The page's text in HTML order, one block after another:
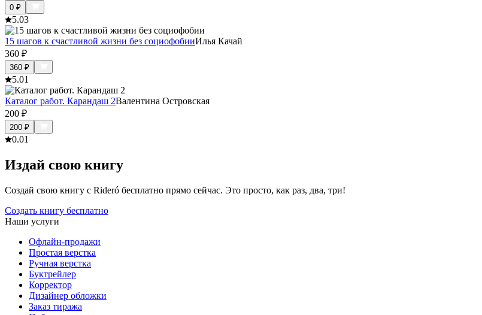
0 ₽
5.03
15 шагов к счастливой жизни без социофобииИлья Качай
360 ₽
360 ₽
5.01
Каталог работ. Карандаш 2Валентина Островская
200 ₽
200 ₽
0.01
Издай свою книгу
Создай свою книгу с Rideró бесплатно прямо сейчас. Это просто, как раз, два, три!
Создать книгу бесплатно
Наши услуги
Офлайн-продажи
Простая верстка
Ручная верстка
Буктрейлер
Корректор
Дизайнер обложки
Заказ тиража